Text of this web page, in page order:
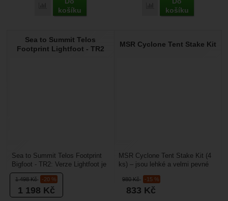
Porovnat
košíku
Porovnat
košíku
Sea to Summit Telos
Footprint Lightfoot - TR2
1 498Kč -20 %
1 198 Kč
Sea to Summit Telos Footprint
Bigfoot - TR2: Verze Lightfoot je
odlehčenou a minimalistickou
ochranou...
MSR Cyclone Tent Stake Kit
980Kč -15 %
833 Kč
MSR Cyclone Tent Stake Kit (4
ks) – jsou lehké a velmi pevné
pro měkké a...